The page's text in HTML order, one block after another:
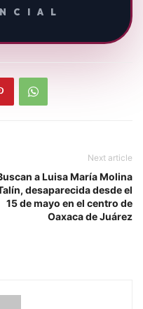
Next article
a Luisa María Molina
desaparecida desde el
15 de mayo en el centro de
Oaxaca de Juárez